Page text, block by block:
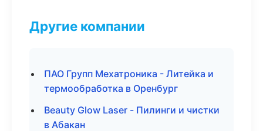
Другие компании
ПАО Групп Мехатроника - Литейка и
термообработка в Оренбург
Beauty Glow Laser - Пилинги и чистки
в Абакан